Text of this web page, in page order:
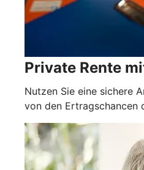
Private Rente
Nutzen Sie eine sichere
von den Ertragschancen